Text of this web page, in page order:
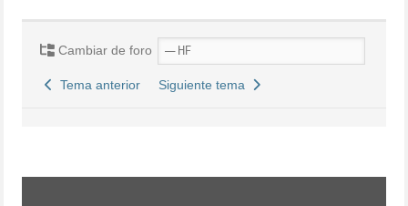
Cambiar de foro
Tema anterior Siguiente tema